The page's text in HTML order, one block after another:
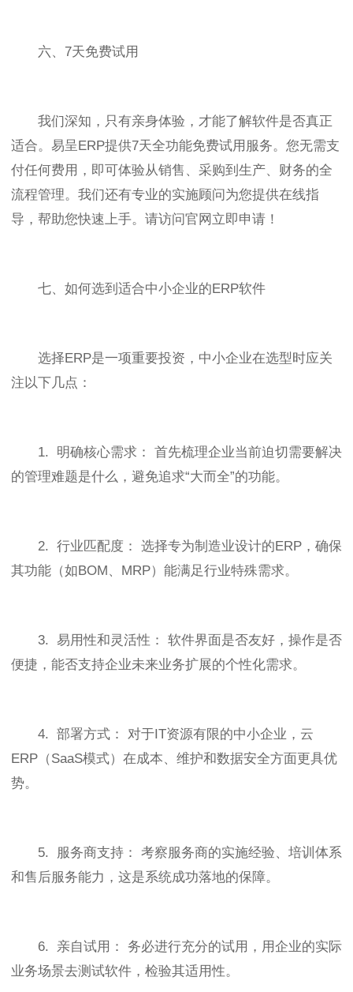
六、7天免费试用
我们深知，只有亲身体验，才能了解软件是否真正
适合。易呈ERP提供7天全功能免费试用服务。您无需支
付任何费用，即可体验从销售、采购到生产、财务的全
流程管理。我们还有专业的实施顾问为您提供在线指
导，帮助您快速上手。请访问官网立即申请！
七、如何选到适合中小企业的ERP软件
选择ERP是一项重要投资，中小企业在选型时应关
注以下几点：
1. 明确核心需求： 首先梳理企业当前迫切需要解决
的管理难题是什么，避免追求“大而全”的功能。
2. 行业匹配度： 选择专为制造业设计的ERP，确保
其功能（如BOM、MRP）能满足行业特殊需求。
3. 易用性和灵活性： 软件界面是否友好，操作是否
便捷，能否支持企业未来业务扩展的个性化需求。
4. 部署方式： 对于IT资源有限的中小企业，云
ERP（SaaS模式）在成本、维护和数据安全方面更具优
势。
5. 服务商支持： 考察服务商的实施经验、培训体系
和售后服务能力，这是系统成功落地的保障。
6. 亲自试用： 务必进行充分的试用，用企业的实际
业务场景去测试软件，检验其适用性。